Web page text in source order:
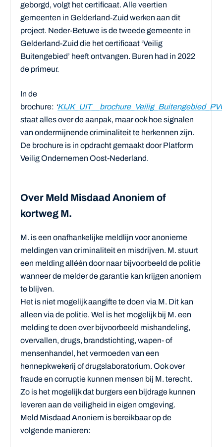
geborgd, volgt het certificaat. Alle veertien
gemeenten in Gelderland-Zuid werken aan dit
project. Neder-Betuwe is de tweede gemeente in
Gelderland-Zuid die het certificaat ‘Veilig
Buitengebied’ heeft ontvangen. Buren had in 2022
de primeur.
In de
brochure: ‘
staat alles over de aanpak, maar ook hoe signalen
van ondermijnende criminaliteit te herkennen zijn.
De brochure is in opdracht gemaakt door Platform
Veilig Ondernemen Oost-Nederland.
Over Meld Misdaad Anoniem of
kortweg M.
M. is een onafhankelijke meldlijn voor anonieme
meldingen van criminaliteit en misdrijven. M. stuurt
een melding alléén door naar bijvoorbeeld de politie
wanneer de melder de garantie kan krijgen anoniem
te blijven.
Het is niet mogelijk aangifte te doen via M. Dit kan
alleen via de politie. Wel is het mogelijk bij M. een
melding te doen over bijvoorbeeld mishandeling,
overvallen, drugs, brandstichting, wapen- of
mensenhandel, het vermoeden van een
hennepkwekerij of drugslaboratorium. Ook over
fraude en corruptie kunnen mensen bij M. terecht.
Zo is het mogelijk dat burgers een bijdrage kunnen
leveren aan de veiligheid in eigen omgeving.
Meld Misdaad Anoniem is bereikbaar op de
volgende manieren: